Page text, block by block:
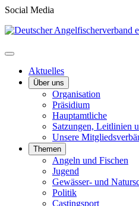
Social Media
Aktuelles
Über uns
Organisation
Präsidium
Hauptamtliche
Satzungen, Leitlinien
Unsere
Themen
Angeln und Fischen
Jugend
Gewässer- und
Politik
Castingsport